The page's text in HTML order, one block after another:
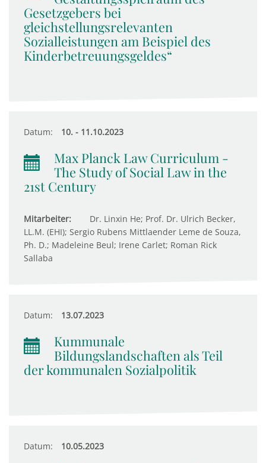
Gesetzgebers bei
gleichstellungsrelevanten
Sozialleistungen am Beispiel des
Kinderbetreuungsgeldes“
Datum: 10. - 11.10.2023
Max Planck Law Curriculum -
The Study of Social Law in the
21st Century
Mitarbeiter:
Dr. Linxin He; Prof. Dr. Ulrich Becker,
LL.M. (EHI); Sergio Rubens Mittlaender Leme de Souza,
Ph. D.; Madeleine Beul; Irene Carlet; Roman Rick
Sallaba
Datum: 13.07.2023
Kummunale
Bildungslandschaften als Teil
der kommunalen Sozialpolitik
Datum: 10.05.2023